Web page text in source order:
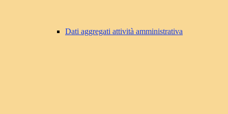
Dati aggregati attività amministrativa